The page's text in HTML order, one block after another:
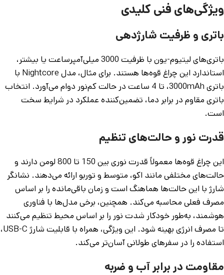
ویژگی‌های فنی کلیدی
باتری و ظرفیت شارژدهی
باتری‌های لیتیوم-یون با ظرفیت 3000 میلی‌آمپرساعت یا بیشتر،
استاندارد این چراغ قوه‌ها هستند. برای مثال، مدل Nightcore با
باتری 3000mAh، تا 4 ساعت در حالت کم‌نور دوام می‌آورد. انتخاب
باتری مقاوم در برابر دما، تضمین‌کننده عملکرد در شرایط سخت
است.
قدرت نور و حالت‌های تنظیم
این چراغ قوه‌ها معمولاً قدرت نوری بین 150 تا 800 لومن دارند و
حالت‌های مختلفی مانند اکو، متوسط و توربو ارائه می‌دهند. نشانگر
شارژ با این حالت‌ها هماهنگ است و زمان باقی‌مانده را بر اساس
مصرف فعلی محاسبه می‌کند. همچنین، برخی مدل‌ها با فناوری
هوشمند، به‌طور خودکار شدت نور را بر اساس محیط تنظیم می‌کنند
تا مصرف انرژی بهینه شود. این ویژگی، همراه با قابلیت شارژ USB-C،
استفاده را در سفرهای طولانی آسان‌تر می‌کند.
مقاومت در برابر آب و ضربه